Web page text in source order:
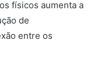
físicos aumenta a
de
entre os